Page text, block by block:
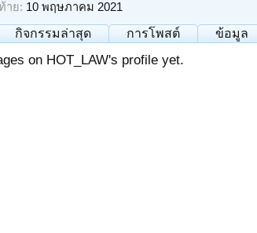
าย: 10 พฤษภาคม 2021
กิจกรรมล่าสุด การโพสต์ ข้อมูล
on HOT_LAW's profile yet.